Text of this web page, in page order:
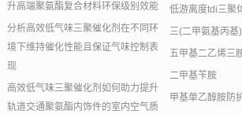
升高端聚氨酯复合材料环保级别效能
分析高效低气味三聚催化剂在不同环
境下维持催化性能且保证气味控制表
现
高效低气味三聚催化剂如何助力提升
轨道交通聚氨酯内饰件的室内空气质
低游离度tdi三聚
三(二甲氨基丙基
五甲基二乙烯三
二甲基苄胺
甲基单乙醇胺防